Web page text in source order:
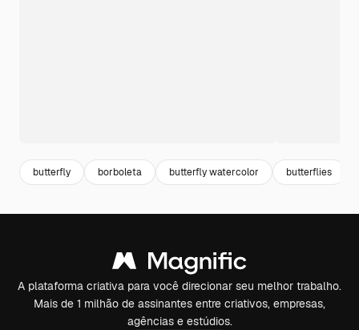
butterfly borboleta butterfly watercolor butterflies
A plataforma criativa para você direcionar seu melhor trabalho.
Mais de 1 milhão de assinantes entre criativos, empresas,
agências e estúdios.